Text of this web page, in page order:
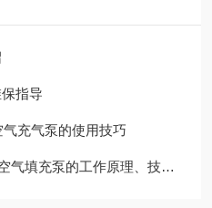
指导
充气泵的使用技巧
的工作原理、技术分类与全域应用